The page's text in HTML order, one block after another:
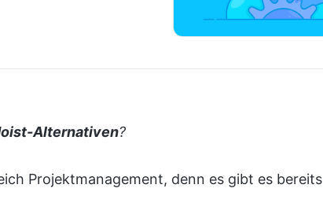
Alternativen?
Projektmanagement, denn es gibt es bereits